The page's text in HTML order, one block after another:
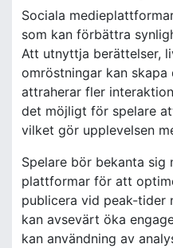
Sociala
som kan förbättra
Att utnyttja berättelser,
omröstningar kan skapa
attraherar fler
det möjligt för spelare
vilket gör upplevelsen
Spelare bör bekanta
plattformar för att
publicera vid peak-tider
kan avsevärt öka
kan användning av